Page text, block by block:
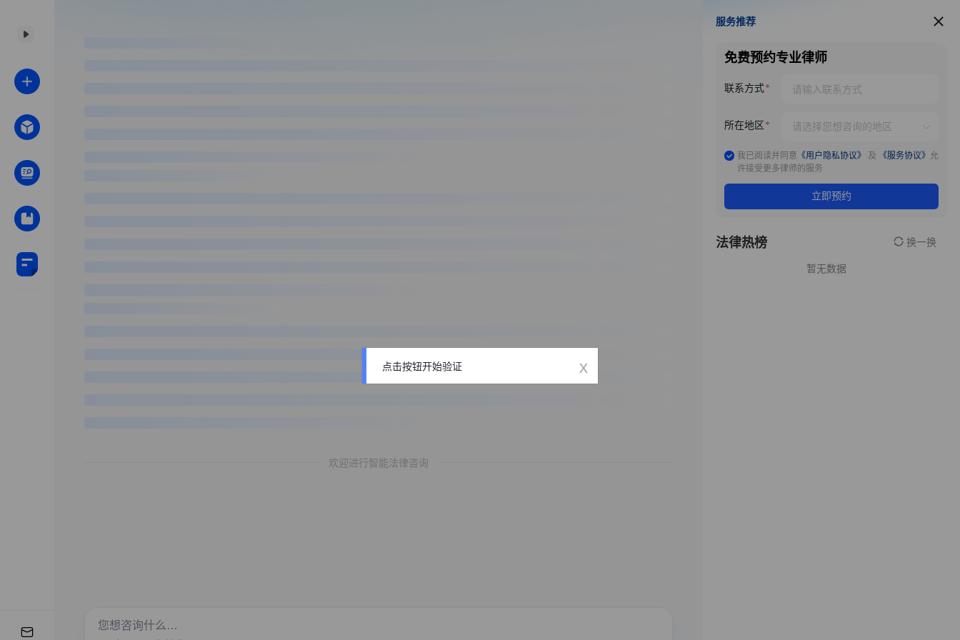
欢迎进行智能法律咨询
服务推荐
服务推荐
免费预约专业律师
联系方式
所在地区
我已阅读并同意 《用户隐私协议》 及 《服务协议》 允
许接受更多律师的服务
立即预约
法律热榜 换一换
暂无数据
点击按钮开始验证 x